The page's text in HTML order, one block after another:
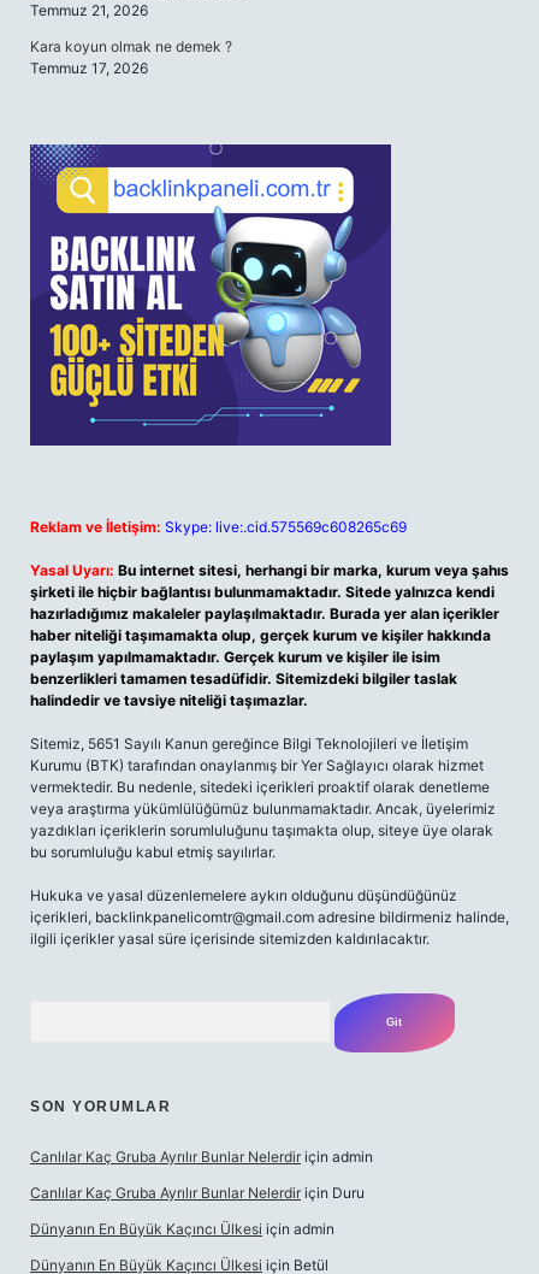
Temmuz 21, 2026
Kara koyun olmak ne demek ?
Temmuz 17, 2026
Reklam ve İletişim: Skype: live:.cid.575569c608265c69
Yasal Uyarı: Bu internet sitesi, herhangi bir marka, kurum veya şahıs
şirketi ile hiçbir bağlantısı bulunmamaktadır. Sitede yalnızca kendi
hazırladığımız makaleler paylaşılmaktadır. Burada yer alan içerikler
haber niteliği taşımamakta olup, gerçek kurum ve kişiler hakkında
paylaşım yapılmamaktadır. Gerçek kurum ve kişiler ile isim
benzerlikleri tamamen tesadüfidir. Sitemizdeki bilgiler taslak
halindedir ve tavsiye niteliği taşımazlar.
Sitemiz, 5651 Sayılı Kanun gereğince Bilgi Teknolojileri ve İletişim
Kurumu (BTK) tarafından onaylanmış bir Yer Sağlayıcı olarak hizmet
vermektedir. Bu nedenle, sitedeki içerikleri proaktif olarak denetleme
veya araştırma yükümlülüğümüz bulunmamaktadır. Ancak, üyelerimiz
yazdıkları içeriklerin sorumluluğunu taşımakta olup, siteye üye olarak
bu sorumluluğu kabul etmiş sayılırlar.
Hukuka ve yasal düzenlemelere aykırı olduğunu düşündüğünüz
içerikleri, backlinkpanelicomtr@gmail.com adresine bildirmeniz halinde,
ilgili içerikler yasal süre içerisinde sitemizden kaldırılacaktır.
SON YORUMLAR
Canlılar Kaç Gruba Ayrılır Bunlar Nelerdir için admin
Canlılar Kaç Gruba Ayrılır Bunlar Nelerdir için Duru
Dünyanın En Büyük Kaçıncı Ülkesi için admin
Dünyanın En Büyük Kaçıncı Ülkesi için Betül